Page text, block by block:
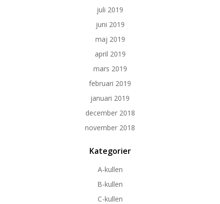
juli 2019
juni 2019
maj 2019
april 2019
mars 2019
februari 2019
januari 2019
december 2018
november 2018
Kategorier
A-kullen
B-kullen
C-kullen